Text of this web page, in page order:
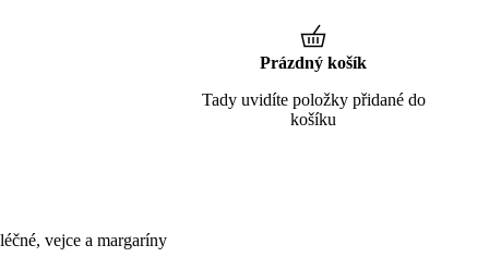
vejce a margaríny
Prázdný košík
Tady uvidíte položky přidané do
košíku